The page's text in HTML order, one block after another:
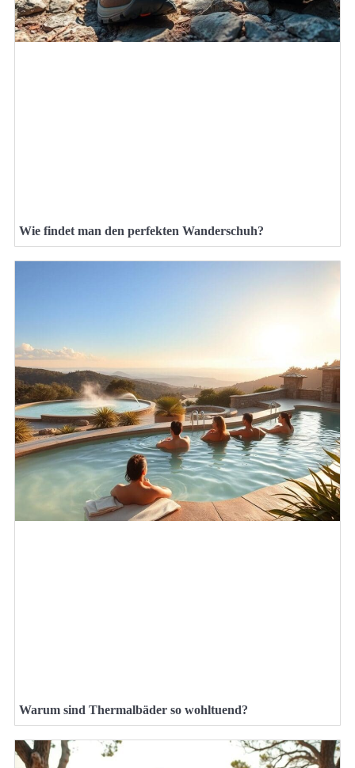
Wie findet man den perfekten Wanderschuh?
Warum sind Thermalbäder so wohltuend?